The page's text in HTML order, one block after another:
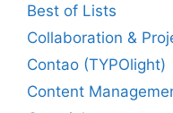
Best of Lists
Collaboration &
Contao (TYPOlight)
Content